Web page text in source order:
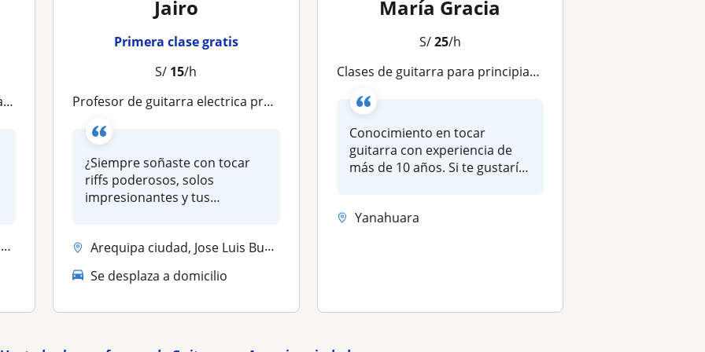
Jairo
Primera clase gratis
S/ 15/h
Profesor de guitarra electrica presenciales
¿Siempre soñaste con tocar
riffs poderosos, solos
impresionantes y tus
Arequipa ciudad, Jose Luis Bustamante Y Rivero, Yanahuara
Se desplaza a domicilio
María Gracia
S/25/h
Clases de guitarra para principiantes - básico
Conocimiento en tocar
guitarra con experiencia de
más de 10 años. Si te gustaría
Yanahuara